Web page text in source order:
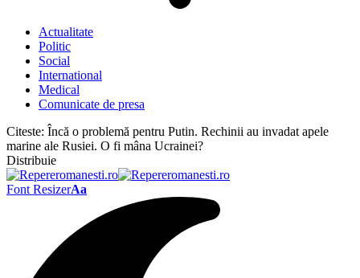
Actualitate
Politic
Social
International
Medical
Comunicate de presa
Citeste: Încă o problemă pentru Putin. Rechinii au invadat apele
marine ale Rusiei. O fi mâna Ucrainei?
Distribuie
Font ResizerAa